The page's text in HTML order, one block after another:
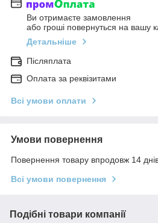
Ви отримаєте замовлення
або гроші повернуться на вашу
Детальніше
Післяплата
Оплата за реквізитами
Всі умови оплати
Умови повернення
Повернення товару впродовж 14
Всі умови повернення
Подібні товари компанії